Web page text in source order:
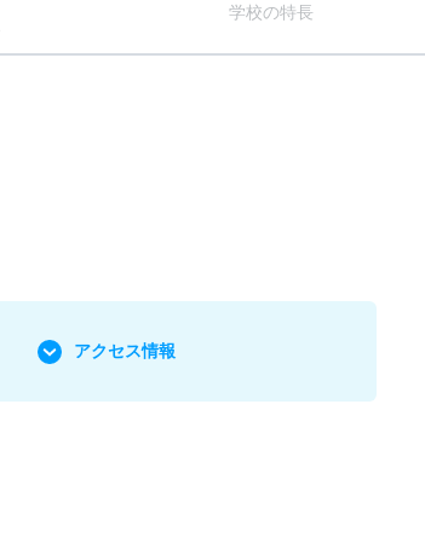
学校の特長
アクセス情報